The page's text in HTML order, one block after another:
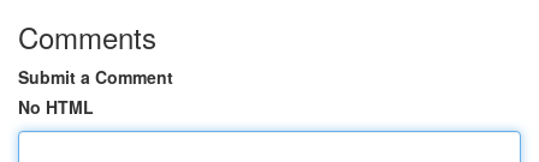
Comments
Submit a Comment
No HTML